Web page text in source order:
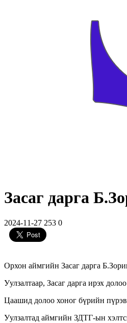
Засаг дарга
2024-11-27 253 0
Орхон аймгийн Засаг дарга
Уулзалтаар, Засаг дарга ирэх
Цаашид долоо хоног бүрийн
Уулзалтад аймгийн ЗДТГ-ын